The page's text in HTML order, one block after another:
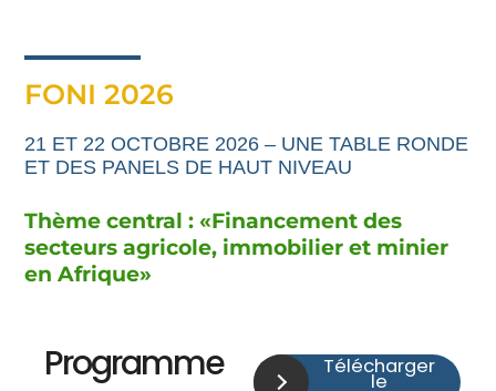
FONI 2026
21 ET 22 OCTOBRE 2026 – UNE TABLE RONDE
ET DES PANELS DE HAUT NIVEAU
Thème central : «Financementdes
secteurs agricole, immobilier et minier
en Afrique»
Programme Télécharger
le